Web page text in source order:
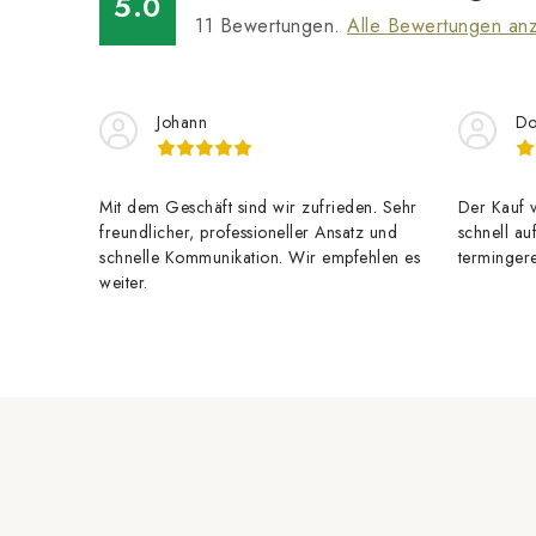
i
s
t
11 Bewertungen. Alle Bewertungen
Johann
Mit dem Geschäft sind wir zufrieden. Sehr
freundlicher, professioneller Ansatz und
schnelle Kommunikation. Wir empfehlen es
weiter.
Der Kauf
schnell